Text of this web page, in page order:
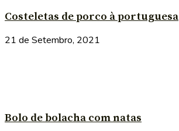
Costeletas de porco à portuguesa
21 de Setembro, 2021
Bolo de bolacha com natas